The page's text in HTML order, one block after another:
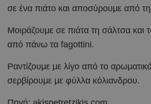
σε ένα πιάτο και αποσύρουμε από
Μοιράζουμε σε πιάτα τη σάλτσα και
από πάνω τα fagottini.
Ραντίζουμε με λίγο από το
σερβίρουμε με φύλλα κόλιανδρου.